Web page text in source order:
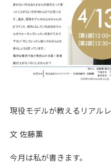
お問
現役モデルが教えるリアル
文 佐藤薫
今月は私が書きます。